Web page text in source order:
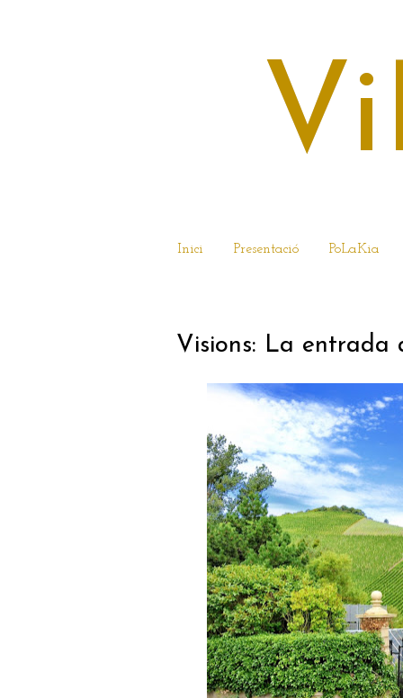
Inici Presentació PoLaKia
Visions: La entrada